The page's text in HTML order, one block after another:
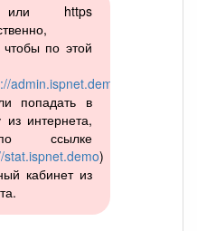
https
чтобы по этой
admin.ispnet.demo
попадать в
из интернета,
ссылке
stat.ispnet.demo)
кабинет из